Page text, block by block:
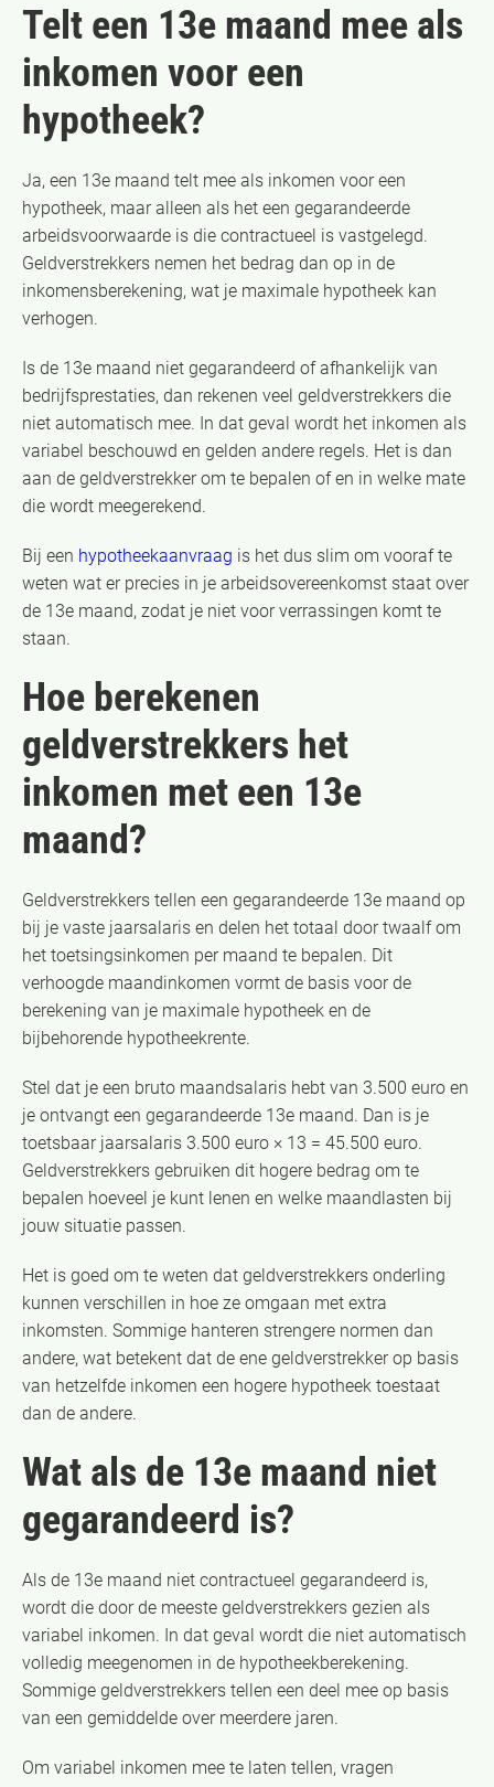
Telt een 13e maand mee als
inkomen voor een
hypotheek?
Ja, een 13e maand telt mee als inkomen voor een
hypotheek, maar alleen als het een gegarandeerde
arbeidsvoorwaarde is die contractueel is vastgelegd.
Geldverstrekkers nemen het bedrag dan op in de
inkomensberekening, wat je maximale hypotheek kan
verhogen.
Is de 13e maand niet gegarandeerd of afhankelijk van
bedrijfsprestaties, dan rekenen veel geldverstrekkers die
niet automatisch mee. In dat geval wordt het inkomen als
variabel beschouwd en gelden andere regels. Het is dan
aan de geldverstrekker om te bepalen of en in welke mate
die wordt meegerekend.
Bij een hypotheekaanvraag is het dus slim om vooraf te
weten wat er precies in je arbeidsovereenkomst staat over
de 13e maand, zodat je niet voor verrassingen komt te
staan.
Hoe berekenen
geldverstrekkers het
inkomen met een 13e
maand?
Geldverstrekkers tellen een gegarandeerde 13e maand op
bij je vaste jaarsalaris en delen het totaal door twaalf om
het toetsingsinkomen per maand te bepalen. Dit
verhoogde maandinkomen vormt de basis voor de
berekening van je maximale hypotheek en de
bijbehorende hypotheekrente.
Stel dat je een bruto maandsalaris hebt van 3.500 euro en
je ontvangt een gegarandeerde 13e maand. Dan is je
toetsbaar jaarsalaris 3.500 euro × 13 = 45.500 euro.
Geldverstrekkers gebruiken dit hogere bedrag om te
bepalen hoeveel je kunt lenen en welke maandlasten bij
jouw situatie passen.
Het is goed om te weten dat geldverstrekkers onderling
kunnen verschillen in hoe ze omgaan met extra
inkomsten. Sommige hanteren strengere normen dan
andere, wat betekent dat de ene geldverstrekker op basis
van hetzelfde inkomen een hogere hypotheek toestaat
dan de andere.
Wat als de 13e maand niet
gegarandeerd is?
Als de 13e maand niet contractueel gegarandeerd is,
wordt die door de meeste geldverstrekkers gezien als
variabel inkomen. In dat geval wordt die niet automatisch
volledig meegenomen in de hypotheekberekening.
Sommige geldverstrekkers tellen een deel mee op basis
van een gemiddelde over meerdere jaren.
Om variabel inkomen mee te laten tellen, vragen